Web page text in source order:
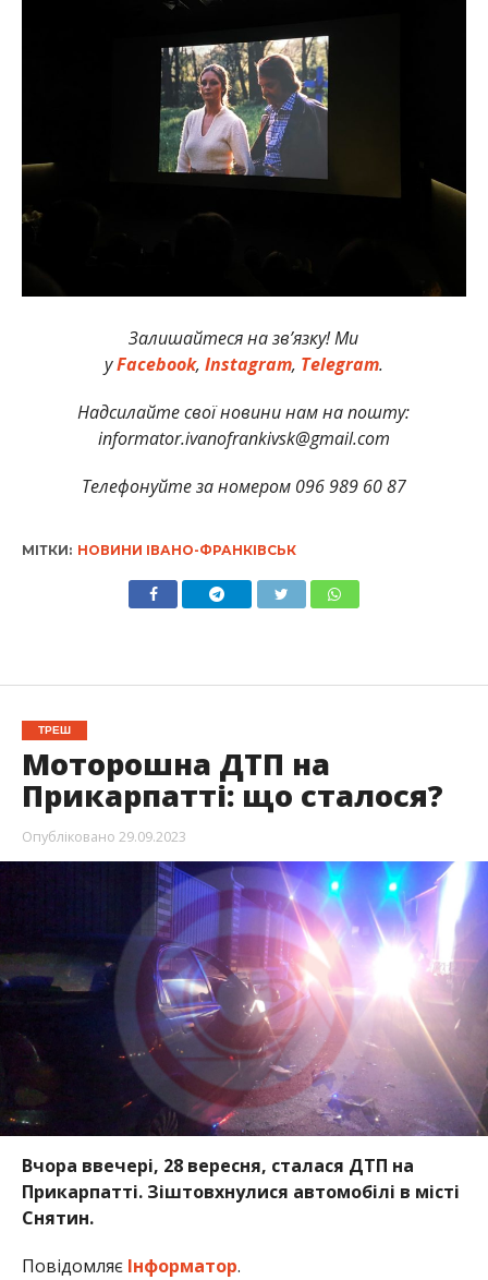
Залишайтеся на зв’язку! Ми
уFacebook, Instagram, Telegram.
Надсилайте свої новини нам на пошту:
informator.ivanofrankivsk@gmail.com
Телефонуйте за номером 096 989 60 87
МІТКИ: НОВИНИ ІВАНО-ФРАНКІВСЬК
ТРЕШ
Моторошна ДТП на
Прикарпатті: що сталося?
Опубліковано 29.09.2023
Вчора ввечері, 28 вересня, сталася ДТП на
Прикарпатті. Зіштовхнулися автомобілі в місті
Снятин.
Повідомляє Інформатор.